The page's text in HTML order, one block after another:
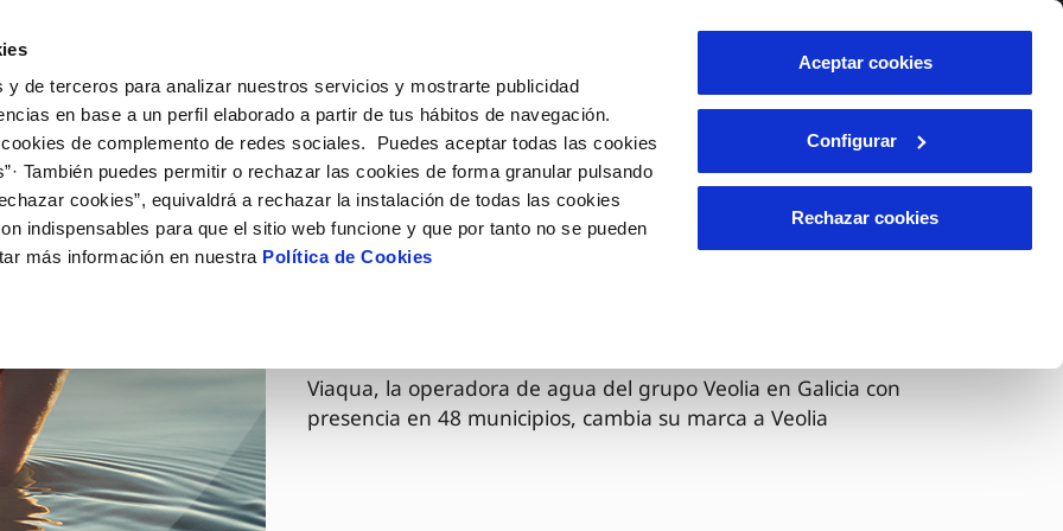
y de terceros para analizar nuestros servicios y mostrarte publicidad
en base a un perfil elaborado a partir de tus hábitos de navegación.
de complemento de redes sociales. Puedes aceptar todas las cookies
También puedes permitir o rechazar las cookies de forma granular pulsando
cookies”, equivaldrá a rechazar la instalación de todas las cookies
indispensables para que el sitio web funcione y que por tanto no se pueden
más información en nuestra Política de Cookies
Aceptar cookies
Configurar
Rechazar cookies
de titular
de suministro
MODIFICACIÓN DE DATOS
Actualizar datos bancarios
Actualizar datos de domicilio
INCIDENCIAS
Comunica anomalías o posibles
VER TODAS LAS GESTIONES
Tu Servicio
AL CLIENTE
de contacto
de fuga interior
COMPROMISO DE SERVICIO
Carta de compromisos
Customer Counsel (Defensa del
Programa CONTIGO
Tu Agua
calidad del agua
CUIDADOS DEL AGUA
Consejos de ahorro
Cuidados de los sumideros
Conócenos
COMPROMISOS
ambiente
Área de clientes
03 DIC 2025
Viaqua, la operadora de agua del grupo Veolia en Galicia con
presencia en 48 municipios, cambia su marca a Veolia